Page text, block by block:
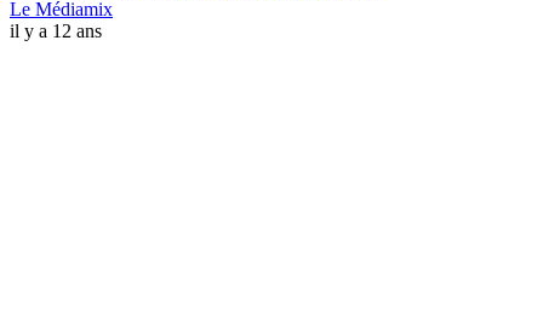
Le Médiamix
il y a 12 ans